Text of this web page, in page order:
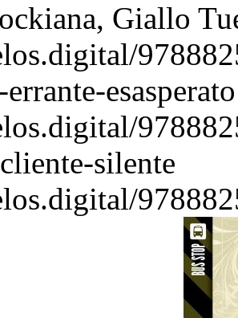
Giallo
esasperato
silente